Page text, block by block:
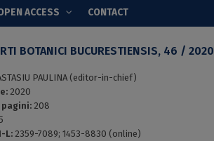
ACCESS CONTACT
BOTANICI BUCURESTIENSIS, 46 / 2020
PAULINA (editor-in-chief)
2020
pagini: 208
L: 2359-7089; 1453-8830 (online)